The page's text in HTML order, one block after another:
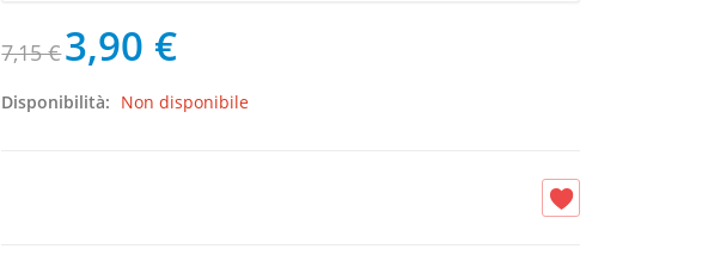
7,15 €3,90 €
Disponibilità: Non disponibile